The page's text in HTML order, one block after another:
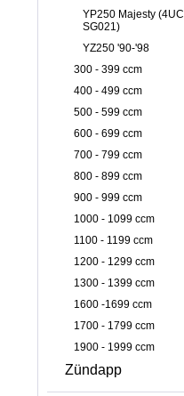
YP250 Majesty
SG021)
YZ250 '90-'98
300 - 399 ccm
400 - 499 ccm
500 - 599 ccm
600 - 699 ccm
700 - 799 ccm
800 - 899 ccm
900 - 999 ccm
1000 - 1099 ccm
1100 - 1199 ccm
1200 - 1299 ccm
1300 - 1399 ccm
1600 -1699 ccm
1700 - 1799 ccm
1900 - 1999 ccm
Zündapp